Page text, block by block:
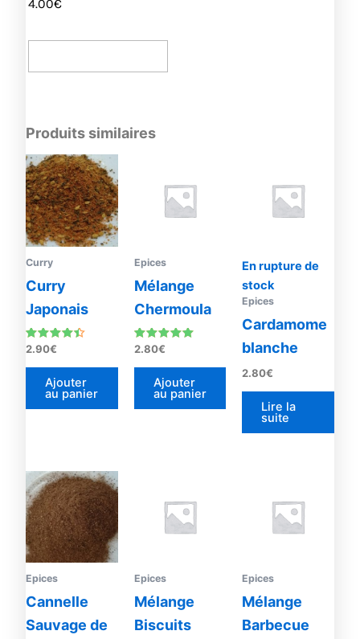
5.00
4.00€
Produits similaires
Curry
Curry
Japonais
Note
sur 5
2.90€
Ajouter
au panier
Epices
Mélange
Chermoula
Note
sur 5
2.80€
Ajouter
au panier
En rupture de
stock
Epices
Cardamome
blanche
2.80€
Lire la
suite
Epices
Cannelle
Sauvage de
Epices
Mélange
Biscuits
Epices
Mélange
Barbecue